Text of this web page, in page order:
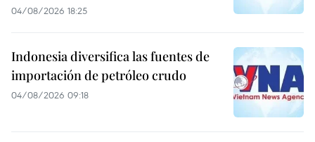
04/08/2026 18:25
Indonesia diversifica las fuentes de
importación de petróleo crudo
04/08/2026 09:18